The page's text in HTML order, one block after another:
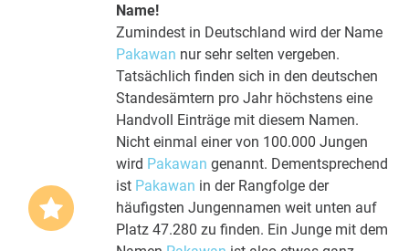
Name!
Zumindest in Deutschland wird der Name
Pakawan nur sehr selten vergeben.
Tatsächlich finden sich in den deutschen
Standesämtern pro Jahr höchstens eine
Handvoll Einträge mit diesem Namen.
Nicht einmal einer von 100.000 Jungen
wird Pakawan genannt. Dementsprechend
ist Pakawan in der Rangfolge der
häufigsten Jungennamen weit unten auf
Platz 47.280 zu finden. Ein Junge mit dem